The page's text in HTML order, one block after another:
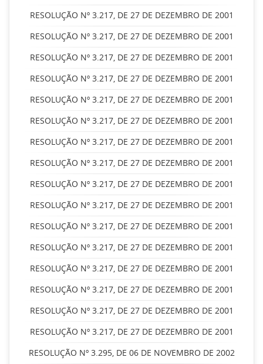
RESOLUÇÃO Nº 3.217, DE 27 DE DEZEMBRO DE 2001
RESOLUÇÃO Nº 3.217, DE 27 DE DEZEMBRO DE 2001
RESOLUÇÃO Nº 3.217, DE 27 DE DEZEMBRO DE 2001
RESOLUÇÃO Nº 3.217, DE 27 DE DEZEMBRO DE 2001
RESOLUÇÃO Nº 3.217, DE 27 DE DEZEMBRO DE 2001
RESOLUÇÃO Nº 3.217, DE 27 DE DEZEMBRO DE 2001
RESOLUÇÃO Nº 3.217, DE 27 DE DEZEMBRO DE 2001
RESOLUÇÃO Nº 3.217, DE 27 DE DEZEMBRO DE 2001
RESOLUÇÃO Nº 3.217, DE 27 DE DEZEMBRO DE 2001
RESOLUÇÃO Nº 3.217, DE 27 DE DEZEMBRO DE 2001
RESOLUÇÃO Nº 3.217, DE 27 DE DEZEMBRO DE 2001
RESOLUÇÃO Nº 3.217, DE 27 DE DEZEMBRO DE 2001
RESOLUÇÃO Nº 3.217, DE 27 DE DEZEMBRO DE 2001
RESOLUÇÃO Nº 3.217, DE 27 DE DEZEMBRO DE 2001
RESOLUÇÃO Nº 3.217, DE 27 DE DEZEMBRO DE 2001
RESOLUÇÃO Nº 3.217, DE 27 DE DEZEMBRO DE 2001
RESOLUÇÃO Nº 3.295, DE 06 DE NOVEMBRO DE 2002